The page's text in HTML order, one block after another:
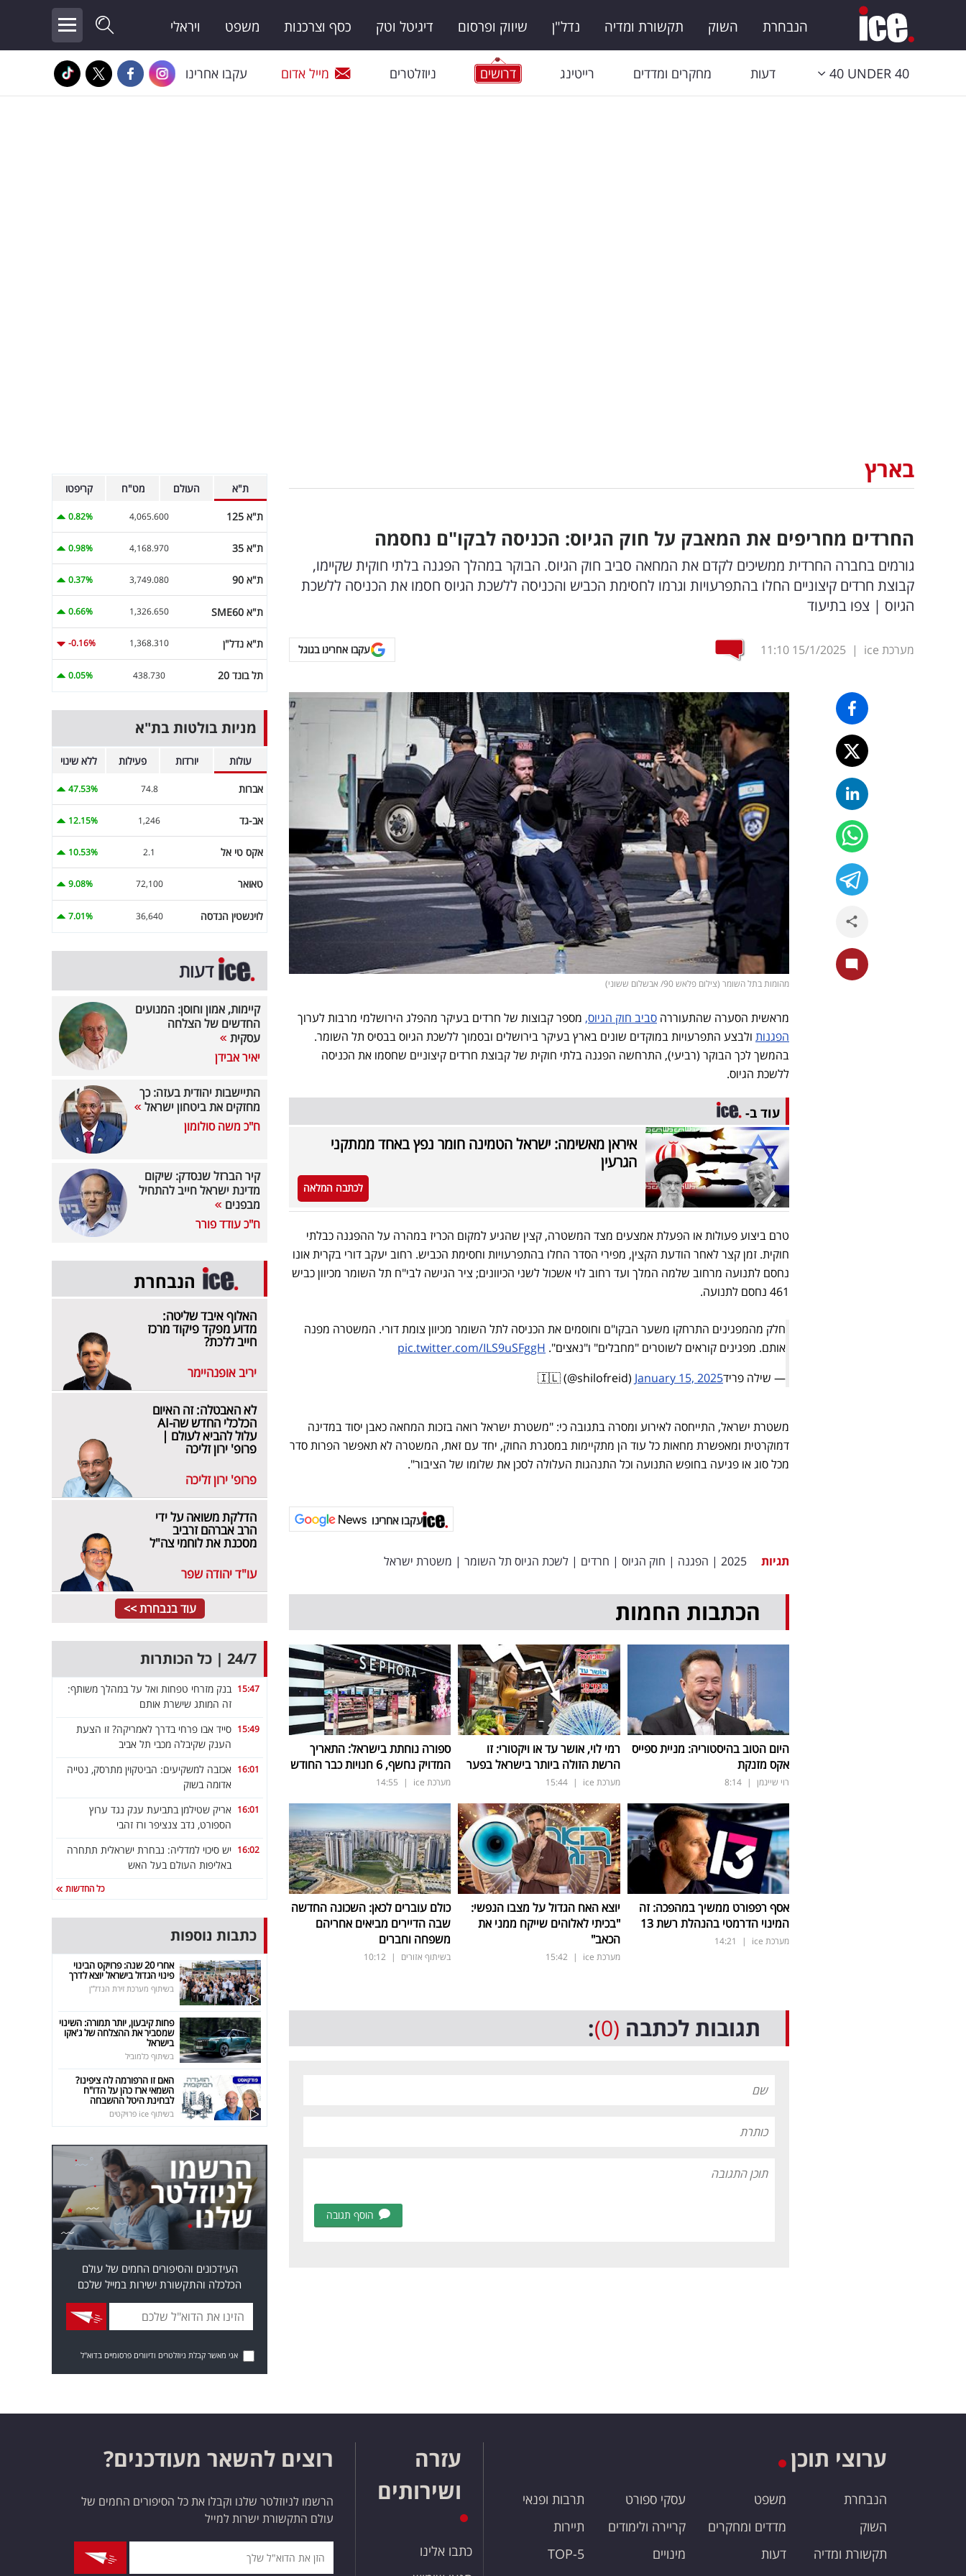
הנבחרת השוק תקשורת ומדיה נדל"ן שיווק ופרסום דיגיטל וטק כסף וצרכנות משפט ויראלי
40 UNDER 40 דעות מחקרים ומדדים רייטינג דרושים ניוזלטרים מייל אדום עקבו אחרינו
בארץ
החרדים מחריפים את המאבק על חוק הגיוס: הכניסה לבקו"ם נחסמה
גורמים בחברה החרדית ממשיכים לקדם את המחאה סביב חוק הגיוס. הבוקר במהלך הפגנה בלתי חוקית שקיימו,
קבוצת חרדים קיצוניים החלו בהתפרעויות וגרמו לחסימת הכביש והכניסה ללשכת הגיוס חסמו את הכניסה ללשכת
הגיוס | צפו בתיעוד
מערכת ice |
15/1/2025
11:10 עקבו אחרינו בגוגל
מהומות בתל השומר (צילום פלאש 90/ אבשלום ששוני)
מראשית הסערה שהתעוררה סביב חוק הגיוס, מספר קבוצות של חרדים בעיקר מהפלג הירושלמי מרבות לערוך
הפגנות ולבצע התפרעויות במוקדים שונים בארץ בעיקר בירושלים ובסמוך ללשכת הגיוס בבסיס תל השומר.
בהמשך לכך הבוקר (רביעי), התרחשה הפגנה בלתי חוקית של קבוצת חרדים קיצוניים שחסמו את הכניסה
ללשכת הגיוס.
עוד ב-
איראן מאשימה: ישראל הטמינה חומר נפץ באחד ממתקני
הגרעין
לכתבה המלאה
טרם ביצוע פעולות או הפעלת אמצעים מצד המשטרה, קצין שהגיע למקום הכריז במהרה על ההפגנה כבלתי
חוקית. זמן קצר לאחר הודעת הקצין, מפירי הסדר החלו בהתפרעויות וחסימת הכביש. רחוב יעקב דורי בקרית אונו
נחסם לתנועה מרחוב שלמה המלך ועד רחוב לוי אשכול לשני הכיוונים; ציר הגישה לבי"ח תל השומר מכיוון כביש
461 נחסם לתנועה.
חלק מהמפגינים התרחקו משער הבקו"ם וחוסמים את הכניסה לתל השומר מכיוון צומת דורי. המשטרה מפנה
אותם. מפגינים קוראים לשוטרים "מחבלים" ו"נאצים". pic.twitter.com/ILS9uSFggH
— שילה פריד🇮🇱 (@shilofreid)January 15, 2025
משטרת ישראל, התייחסה לאירוע ומסרה בתגובה כי: "משטרת ישראל רואה בזכות המחאה כאבן יסוד במדינה
דמוקרטית ומאפשרת מחאות כל עוד הן מתקיימות במסגרת החוק, יחד עם זאת, המשטרה לא תאפשר הפרות סדר
מכל סוג או פגיעה בחופש התנועה וכל התנהגות העלולה לסכן את שלומו של הציבור".
עקבו אחרינו
תגיות 2025
| הפגנה | חוק הגיוס | חרדים | לשכת הגיוס תל השומר | משטרת ישראל
הכתבות החמות
היום הטוב בהיסטוריה: מניית ספייס
אקס מזנקת
רוי שיינמן |
8:14
רמי לוי, אושר עד או ויקטורי: זו
הרשת הזולה ביותר בישראל בפער
מערכת ice |
15:44
ספורה נוחתת בישראל: התאריך
המדויק נחשף, 6 חנויות כבר החודש
מערכת ice |
14:55
אסף רפפורט ממשיך במהפכה: זה
המינוי הדרמטי בהנהלת רשת 13
מערכת ice |
14:21
יוצא האח הגדול על מצבו הנפשי:
"בכיתי לאלוהים שייקח ממני את
הכאב"
מערכת ice |
15:42
כולם עוברים לכאן: השכונה החדשה
שבה הדיירים מביאים אחריהם
משפחה וחברים
בשיתוף אזורים |
10:12
תגובות לכתבה (0)
:
הוסף תגובה
ת"א העולם מט"ח קריפטו
ת"א 125 4,065.600
0.82%
ת"א 35 4,168.970
0.98%
ת"א 90 3,749.080
0.37%
ת"א SME60 1,326.650
0.66%
ת"א נדל"ן 1,368.310
-0.16%
תל בונד 20 438.730
0.05%
מניות בולטות בת"א
עולות יורדות פעילות ללא שינוי
אברות 74.8
47.53%
אב-גד 1,246
12.15%
אקס טי אל 2.1
10.53%
טאואר 72,100
9.08%
לוינשטין הנדסה 36,640
7.01%
דעות
קיימות, אמון וחוסן: המנועים
החדשים של הצלחה
עסקית
יאיר אבידן
התיישבות יהודית בעזה: כך
מחזקים את ביטחון ישראל
ח"כ משה סולומון
קיר הברזל שנסדק: שיקום
מדינת ישראל חייב להתחיל
מבפנים
ח"כ עודד פורר
הנבחרת
האלוף איבד שליטה:
מדוע מפקד פיקוד מרכז
חייב ללכת?
יריב אופנהיימר
לא האבטלה: זה האיום
הכלכלי החדש שה-AI
עלול להביא לעולם |
פרופ' ירון זליכה
פרופ' ירון זליכה
הדלקת משואה על ידי
הרב אברהם זרביב
מסכנת את לוחמי צה"ל
עו"ד יהודה שפר
עוד בנבחרת >>
24/7 | כל הכותרות
15:47 בנק מזרחי טפחות ואל על במהלך משותף:
זה המותג שישרת אותם
15:49 סייד אבו פרחי בדרך לאמריקה? זו הצעת
הענק שקיבלה מכבי תל אביב
16:01 אכזבה למשקיעים: הביטקוין מתרסק, נטייה
אדומה בשוק
16:01 אריק שטילמן בתביעת ענק נגד ערוץ
הספורט, נדב צנציפר ורז זהבי
16:02 יש סיכוי למדליה: נבחרת ישראלית תתחרה
באליפות העולם בעל האש
כל החדשות
כתבות נוספות
אחרי 20 שנה: פרויקט הבינוי
פינוי הגדול בישראל יוצא לדרך
בשיתוף מערכת זירת הנדל"ן
פחות קיבעון, יותר תמורה: השינוי
שמסביר את ההצלחה של ג'אקו
בישראל
בשיתוף כלמוביל
האם זו הרפורמה לה ציפינו?
השמאי ארז כהן על הדו"ח
לבחינת היטל ההשבחה
בשיתוף ice פרויקטים
העידכונים והסיפורים החמים של עולם
הכלכלה והתקשורת ישירות במייל שלכם
אני מאשר קבלת ניוזלטרים ודיוורים פרסומיים בדוא"ל
ערוצי תוכן
הנבחרת
השוק
תקשורת ומדיה
משפט
מדדים ומחקרים
דעות
עסקי ספורט
קריירה ולימודים
מינויים
תרבות ופנאי
תיירות
TOP-5
עזרה
ושירותים
כתבו אלינו
רוצים להשאר מעודכנים?
הרשמו לניוזלטר שלנו וקבלו את כל הסיפורים החמים של
עולם התקשורת ישרות למייל